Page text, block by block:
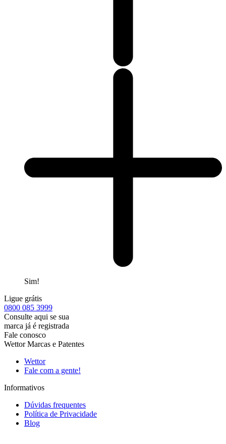
Sim!
Ligue grátis
0800 085 3999
Consulte aqui se sua
marca já é registrada
Fale conosco
Wettor Marcas e Patentes
Wettor
Fale com a gente!
Informativos
Dúvidas frequentes
Política de Privacidade
Blog